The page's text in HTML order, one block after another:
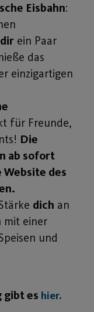
Eisbahn:
dir ein Paar
das
einzigartigen
für Freunde,
Die
ab sofort
Website des
dich an
mit einer
und
gibt es hier.